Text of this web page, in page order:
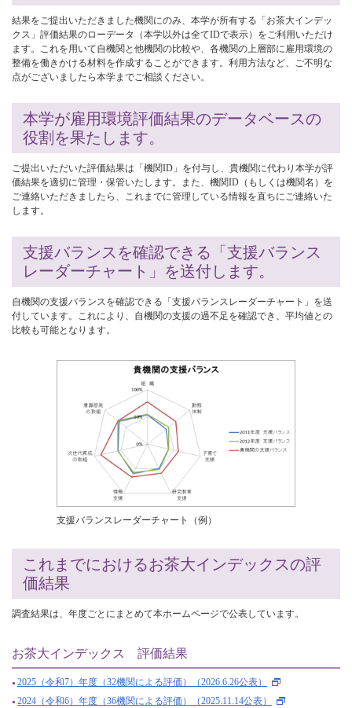
結果をご提出いただきました機関にのみ、本学が所有する「お茶大インデッ
クス」評価結果のローデータ（本学以外は全てIDで表示）をご利用いただけ
ます。これを用いて自機関と他機関の比較や、各機関の上層部に雇用環境の
整備を働きかける材料を作成することができます。利用方法など、ご不明な
点がございましたら本学までご相談ください。
本学が雇用環境評価結果のデータベースの
役割を果たします。
ご提出いただいた評価結果は「機関ID」を付与し、貴機関に代わり本学が評
価結果を適切に管理・保管いたします。また、機関ID（もしくは機関名）を
ご連絡いただきましたら、これまでに管理している情報を直ちにご連絡いた
します。
支援バランスを確認できる「支援バランス
レーダーチャート」を送付します。
自機関の支援バランスを確認できる「支援バランスレーダーチャート」を送
付しています。これにより、自機関の支援の過不足を確認でき、平均値との
比較も可能となります。
支援バランスレーダーチャート（例）
これまでにおけるお茶大インデックスの評
価結果
調査結果は、年度ごとにまとめて本ホームページで公表しています。
お茶大インデックス 評価結果
2025（令和7）年度（32機関による評価）（2026.6.26公表）
2024（令和6）年度（36機関による評価）（2025.11.14公表）